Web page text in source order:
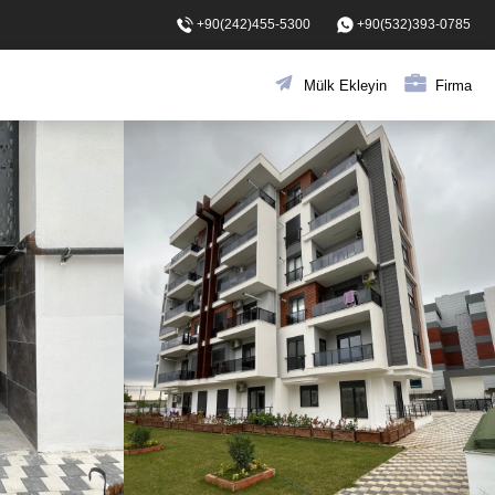
+90(242)455-5300 +90(532)393-0785
Mülk Ekleyin Firma